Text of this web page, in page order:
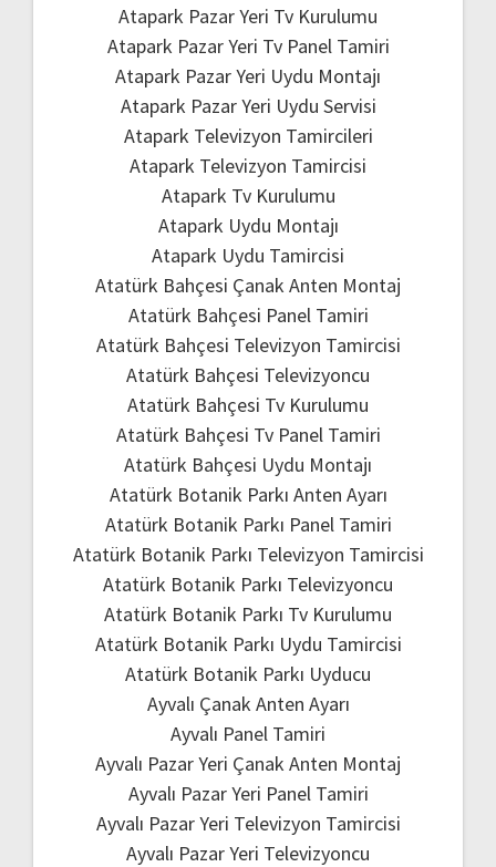
Atapark Pazar Yeri Tv Kurulumu
Atapark Pazar Yeri Tv Panel Tamiri
Atapark Pazar Yeri Uydu Montajı
Atapark Pazar Yeri Uydu Servisi
Atapark Televizyon Tamircileri
Atapark Televizyon Tamircisi
Atapark Tv Kurulumu
Atapark Uydu Montajı
Atapark Uydu Tamircisi
Atatürk Bahçesi Çanak Anten Montaj
Atatürk Bahçesi Panel Tamiri
Atatürk Bahçesi Televizyon Tamircisi
Atatürk Bahçesi Televizyoncu
Atatürk Bahçesi Tv Kurulumu
Atatürk Bahçesi Tv Panel Tamiri
Atatürk Bahçesi Uydu Montajı
Atatürk Botanik Parkı Anten Ayarı
Atatürk Botanik Parkı Panel Tamiri
Atatürk Botanik Parkı Televizyon Tamircisi
Atatürk Botanik Parkı Televizyoncu
Atatürk Botanik Parkı Tv Kurulumu
Atatürk Botanik Parkı Uydu Tamircisi
Atatürk Botanik Parkı Uyducu
Ayvalı Çanak Anten Ayarı
Ayvalı Panel Tamiri
Ayvalı Pazar Yeri Çanak Anten Montaj
Ayvalı Pazar Yeri Panel Tamiri
Ayvalı Pazar Yeri Televizyon Tamircisi
Ayvalı Pazar Yeri Televizyoncu